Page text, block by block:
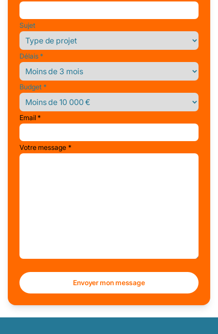
Sujet
Délais *
Budget *
Email *
Votre message *